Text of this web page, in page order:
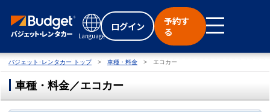
Language
ログイン
予約す
る
バジェット･レンタカー トップ 車種・料金 エコカー
車種・料金／エコカー